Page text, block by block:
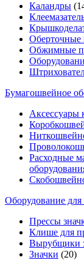
Каландры
Обжимные
Бумагошвейное
Аксессуары
Расходные
Оборудование для
Прессы
Клише для
Вырубщики
Значки (20)